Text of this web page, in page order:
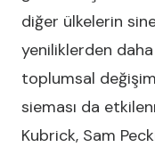
diğer ülkelerin
yeniliklerden daha
toplumsal
sieması da
Kubrick, Sam